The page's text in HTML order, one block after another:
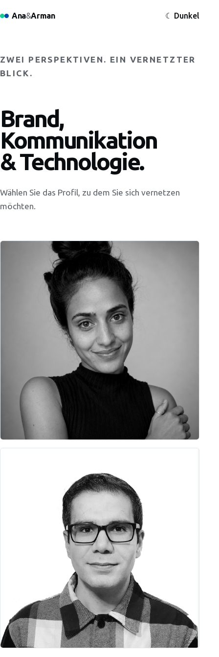
Ana&Arman ☾ Dunkel
ZWEI PERSPEKTIVEN. EIN VERNETZTER
BLICK.
Brand,
Kommunikation
& Technologie.
Wählen Sie das Profil, zu dem Sie sich vernetzen
möchten.
Ana Hillmann